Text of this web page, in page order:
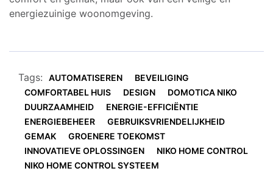
energiezuinige woonomgeving.
Tags: AUTOMATISEREN
BEVEILIGING
COMFORTABEL HUIS
DESIGN
DOMOTICA NIKO
DUURZAAMHEID
ENERGIE-EFFICIËNTIE
ENERGIEBEHEER
GEBRUIKSVRIENDELIJKHEID
GEMAK
GROENERE TOEKOMST
INNOVATIEVE OPLOSSINGEN
NIKO HOME CONTROL
NIKO HOME CONTROL SYSTEEM